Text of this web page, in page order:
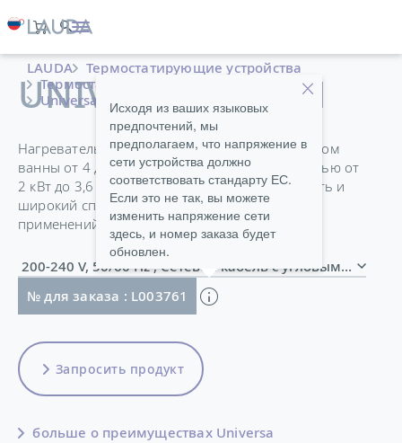
LAUDA
Термостатирующие устройства
Термостаты
Нагревающие термостаты
Universa
UNIVERSA U 40 M
Нагревательные термостаты Universa с объемом
ванны от 4 до 40 литров и тепловой мощностью от
2 кВт до 3,6 кВт обеспечивают полную гибкость и
широкий спектр возможностей для любых
применений.
200-240 V, 50/60 Hz , Сетевой кабель с угловым
№ для заказа : L003761
Исходя из ваших языковых
предпочтений, мы
предполагаем, что напряжение в
сети устройства должно
соответствовать стандарту ЕС.
Если это не так, вы можете
изменить напряжение сети
здесь, и номер заказа будет
обновлен.
Запросить продукт
больше о преимуществах Universa